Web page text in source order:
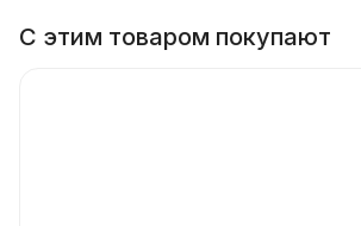
С этим товаром покупают